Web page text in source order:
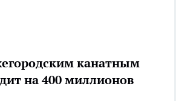
канатным
на 400 миллионов